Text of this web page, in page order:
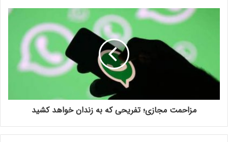
مزاحمت مجازی؛ تفریحی که به زندان خواهد کشید